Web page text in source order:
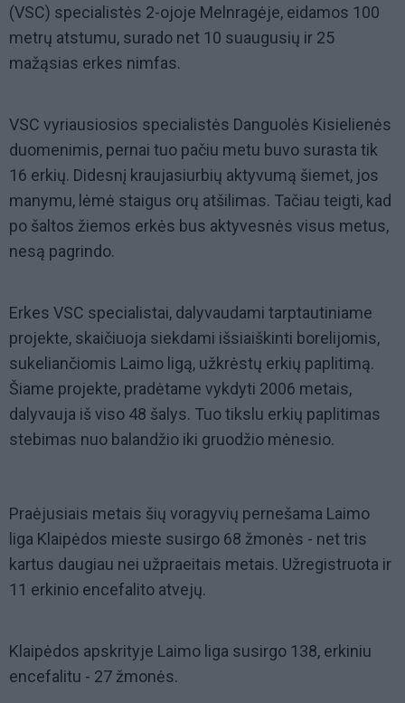
(VSC) specialistės 2-ojoje Melnragėje, eidamos 100
metrų atstumu, surado net 10 suaugusių ir 25
mažąsias erkes nimfas.
VSC vyriausiosios specialistės Danguolės Kisielienės
duomenimis, pernai tuo pačiu metu buvo surasta tik
16 erkių. Didesnį kraujasiurbių aktyvumą šiemet, jos
manymu, lėmė staigus orų atšilimas. Tačiau teigti, kad
po šaltos žiemos erkės bus aktyvesnės visus metus,
nesą pagrindo.
Erkes VSC specialistai, dalyvaudami tarptautiniame
projekte, skaičiuoja siekdami išsiaiškinti borelijomis,
sukeliančiomis Laimo ligą, užkrėstų erkių paplitimą.
Šiame projekte, pradėtame vykdyti 2006 metais,
dalyvauja iš viso 48 šalys. Tuo tikslu erkių paplitimas
stebimas nuo balandžio iki gruodžio mėnesio.
Praėjusiais metais šių voragyvių pernešama Laimo
liga Klaipėdos mieste susirgo 68 žmonės - net tris
kartus daugiau nei užpraeitais metais. Užregistruota ir
11 erkinio encefalito atvejų.
Klaipėdos apskrityje Laimo liga susirgo 138, erkiniu
encefalitu - 27 žmonės.